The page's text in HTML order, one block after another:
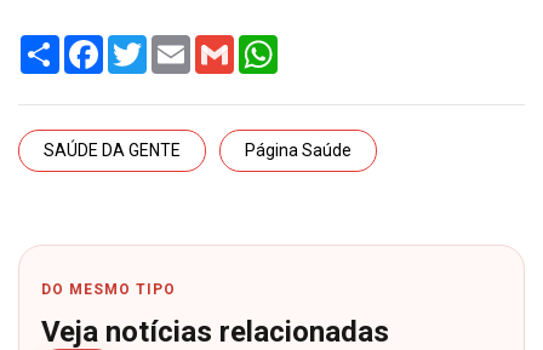
Share Facebook
TwitterEmail Gmail
SAÚDE DA GENTE Página Saúde
DO MESMO TIPO
Veja notícias relacionadas